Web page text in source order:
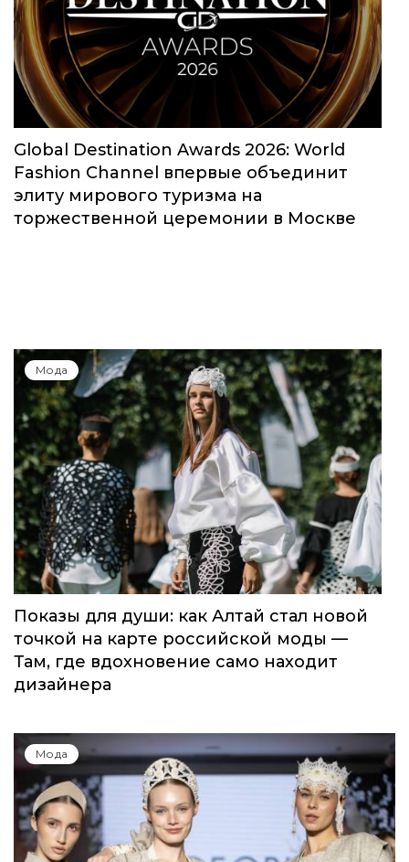
Global Destination Awards 2026: World
Fashion Channel впервые объединит
элиту мирового туризма на
торжественной церемонии в Москве
Мода
Показы для души: как Алтай стал новой
точкой на карте российской моды —
Там, где вдохновение само находит
дизайнера
Мода